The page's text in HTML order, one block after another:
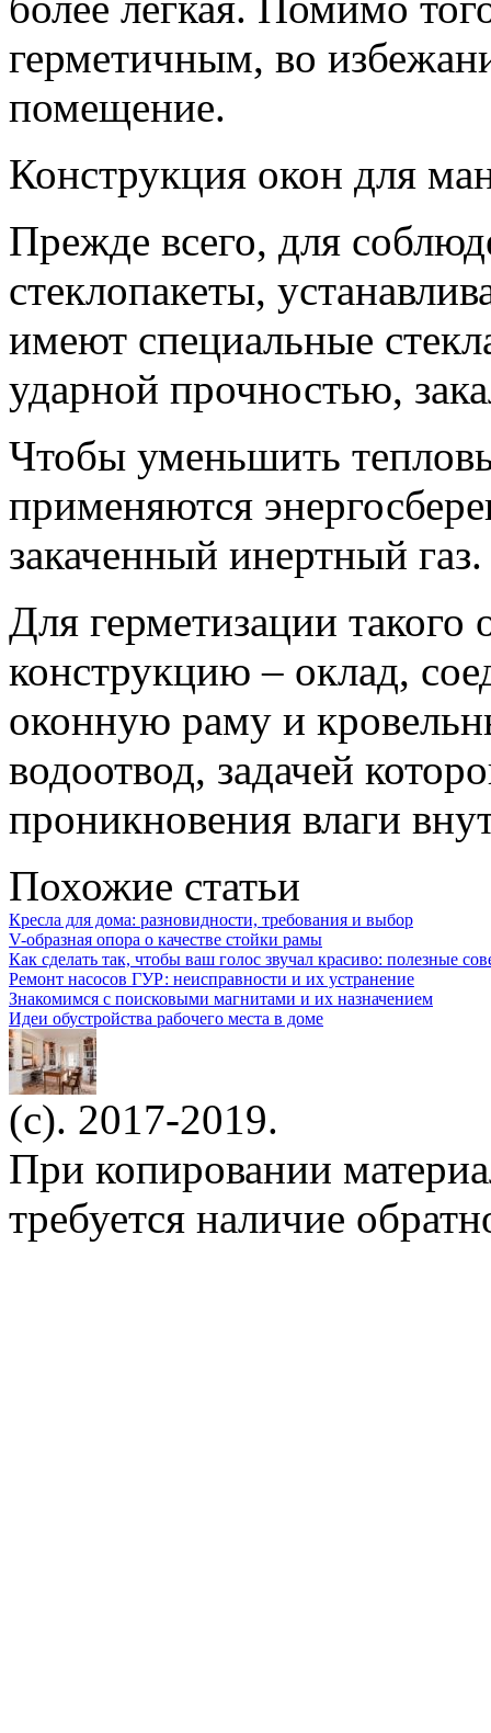
герметичным, во
помещение.
Конструкция окон для
Прежде всего, для
стеклопакеты,
имеют специальные
ударной прочностью,
Чтобы уменьшить
применяются
закаченный инертный газ.
Для герметизации
конструкцию – оклад,
оконную раму и
водоотвод, задачей
проникновения влаги
Похожие статьи
Кресла для дома: разновидности, требования и выбор
V-образная опора о качестве стойки рамы
Как сделать так, чтобы ваш голос звучал красиво: полезные
Ремонт насосов ГУР: неисправности и их устранение
Знакомимся с поисковыми магнитами и их назначением
Идеи обустройства рабочего места в доме
(c). 2017-2019.
При копировании
требуется наличие